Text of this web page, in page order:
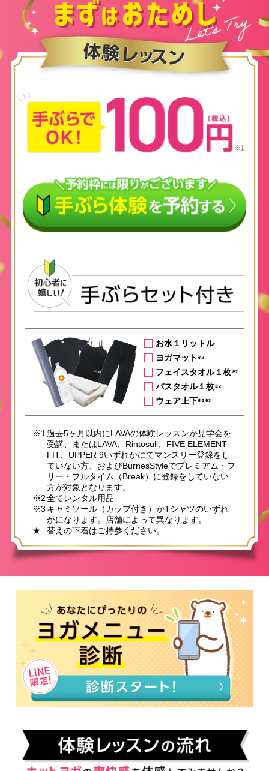
お水１リットル
ヨガマット ※2
フェイスタオル１枚※2
バスタオル１枚※2
ウェア上下※2※3
※1過去5ヶ月以内にLAVAの体験レッスンか見学会を
受講、またはLAVA、Rintosull、FIVE ELEMENT
FIT、UPPER 9いずれかにてマンスリー登録をし
ていない方、およびBurnesStyleでプレミアム・フ
リー・フルタイム（Break）に登録をしていない
方が対象となります。
※2全てレンタル用品
※3 キャミソール（カップ付き）かTシャツのいずれ
かになります。店舗によって異なります。
★
替えの下着はご持参ください。